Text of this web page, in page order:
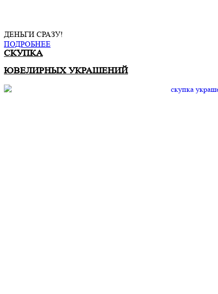
ДЕНЬГИ СРАЗУ!
ПОДРОБНЕЕ
СКУПКА
ЮВЕЛИРНЫХ УКРАШЕНИЙ